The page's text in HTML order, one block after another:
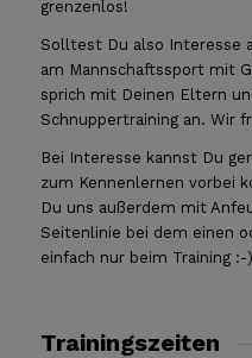
grenzenlos!
Solltest Du also Interesse
am Mannschaftssport mit
sprich mit Deinen Eltern
Schnuppertraining an. Wir
Bei Interesse kannst Du
zum Kennenlernen vorbei
Du uns außerdem mit
Seitenlinie bei dem einen
einfach nur beim Training :-)
Trainingszeiten